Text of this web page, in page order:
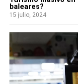
baleares?
15 julio, 2024